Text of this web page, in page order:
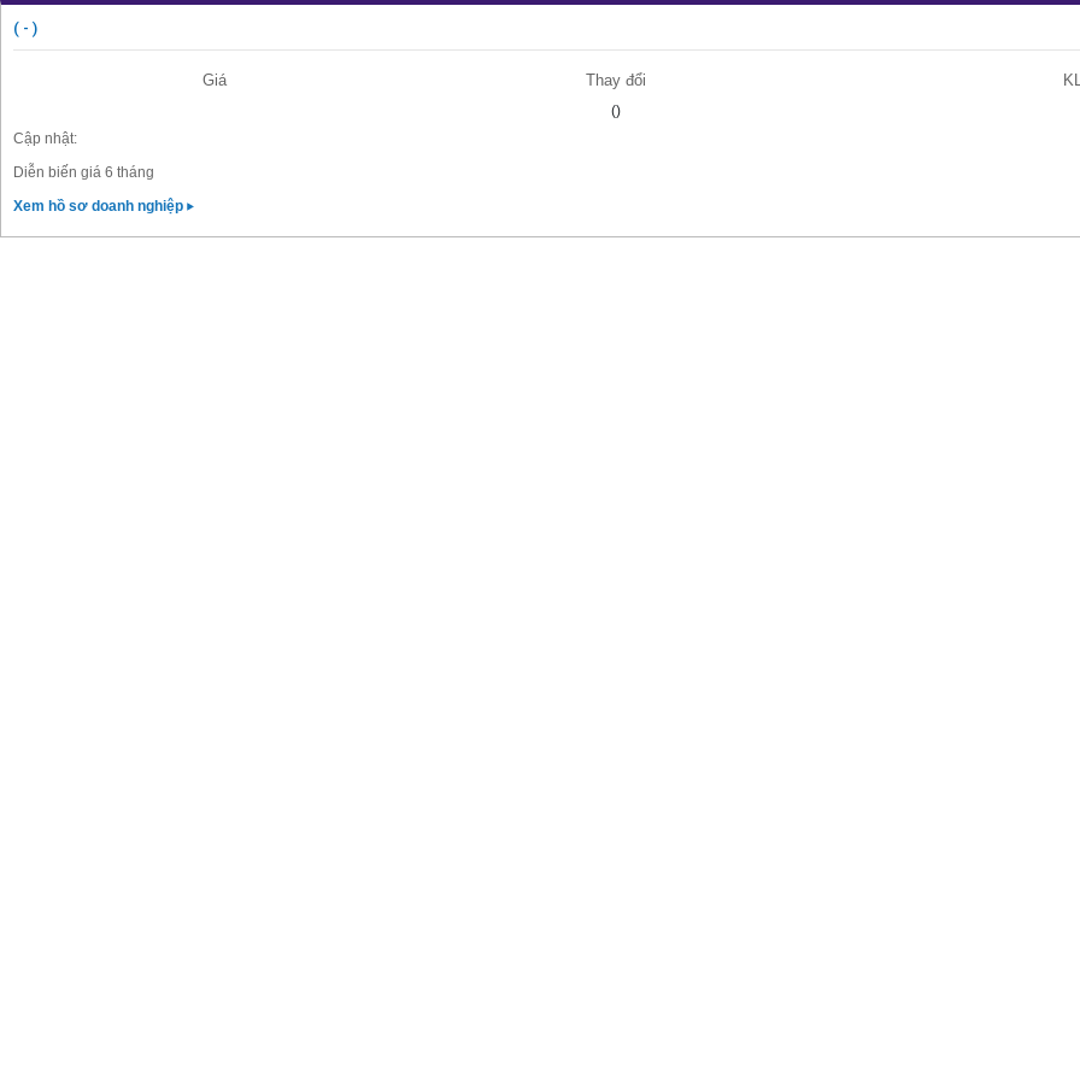
( - )
Giá Thay đổi
()
Cập nhật:
Diễn biến giá 6 tháng
Xem hồ sơ doanh nghiệp